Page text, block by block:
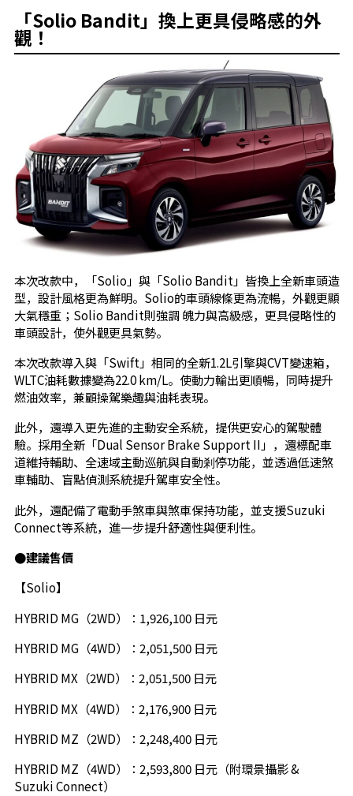
「Solio Bandit」換上更具侵略感的外
觀！
本次改款中，「Solio」與「Solio Bandit」皆換上全新車頭造
型，設計風格更為鮮明。Solio的車頭線條更為流暢，外觀更顯
大氣穩重；Solio Bandit則強調 魄力與高級感，更具侵略性的
車頭設計，使外觀更具氣勢。
本次改款導入與「Swift」相同的全新1.2L引擎與CVT變速箱，
WLTC油耗數據變為22.0 km/L。使動力輸出更順暢，同時提升
燃油效率，兼顧操駕樂趣與油耗表現。
此外，還導入更先進的主動安全系統，提供更安心的駕駛體
驗。採用全新「Dual Sensor Brake Support II」，還標配車
道維持輔助、全速域主動巡航與自動剎停功能，並透過低速煞
車輔助、盲點偵測系統提升駕車安全性。
此外，還配備了電動手煞車與煞車保持功能，並支援Suzuki
Connect等系統，進一步提升舒適性與便利性。
●建議售價
【Solio】
HYBRID MG（2WD）：1,926,100 日元
HYBRID MG（4WD）：2,051,500 日元
HYBRID MX（2WD）：2,051,500 日元
HYBRID MX（4WD）：2,176,900 日元
HYBRID MZ（2WD）：2,248,400 日元
HYBRID MZ（4WD）：2,593,800 日元（附環景攝影 &
Suzuki Connect）